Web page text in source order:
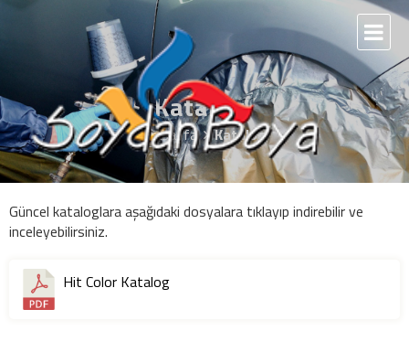
Katalog
Anasayfa Katalog
Güncel kataloglara aşağıdaki dosyalara tıklayıp indirebilir ve
inceleyebilirsiniz.
Hit Color Katalog